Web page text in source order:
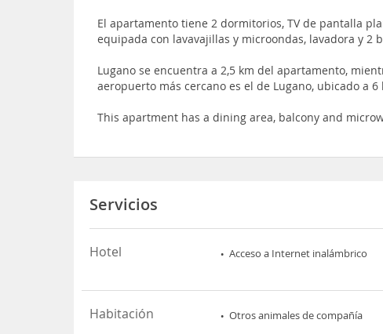
El apartamento tiene 2 dormitorios, TV de pantalla
equipada con lavavajillas y microondas, lavadora y 2
Lugano se encuentra a 2,5 km del apartamento,
aeropuerto más cercano es el de Lugano, ubicado a
This apartment has a dining area, balcony and
Servicios
Hotel Acceso a Internet inalámbrico
Habitación Otros animales de compañía